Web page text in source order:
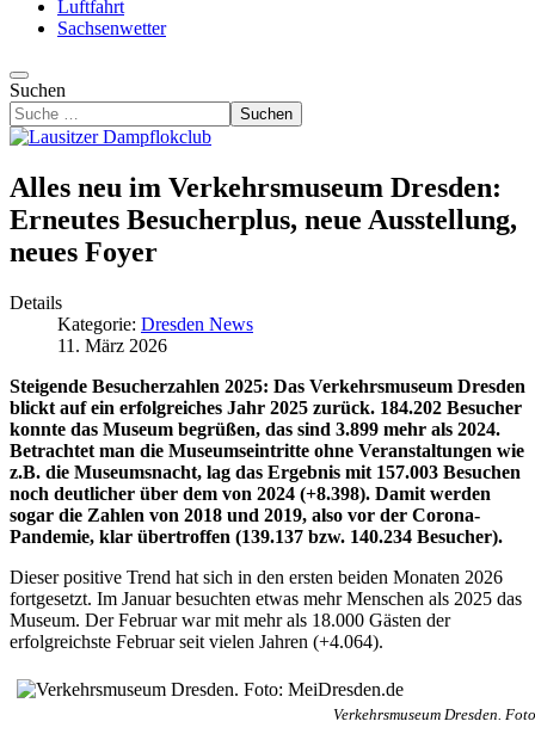
Luftfahrt
Sachsenwetter
Suchen
Suchen
Alles neu im Verkehrsmuseum Dresden:
Erneutes Besucherplus, neue Ausstellung,
neues Foyer
Details
Kategorie: Dresden News
11. März 2026
Steigende Besucherzahlen 2025: Das Verkehrsmuseum Dresden
blickt auf ein erfolgreiches Jahr 2025 zurück. 184.202 Besucher
konnte das Museum begrüßen, das sind 3.899 mehr als 2024.
Betrachtet man die Museumseintritte ohne Veranstaltungen wie
z.B. die Museumsnacht, lag das Ergebnis mit 157.003 Besuchen
noch deutlicher über dem von 2024 (+8.398). Damit werden
sogar die Zahlen von 2018 und 2019, also vor der Corona-
Pandemie, klar übertroffen (139.137 bzw. 140.234 Besucher).
Dieser positive Trend hat sich in den ersten beiden Monaten 2026
fortgesetzt. Im Januar besuchten etwas mehr Menschen als 2025 das
Museum. Der Februar war mit mehr als 18.000 Gästen der
erfolgreichste Februar seit vielen Jahren (+4.064).
Verkehrsmuseum Dresden.